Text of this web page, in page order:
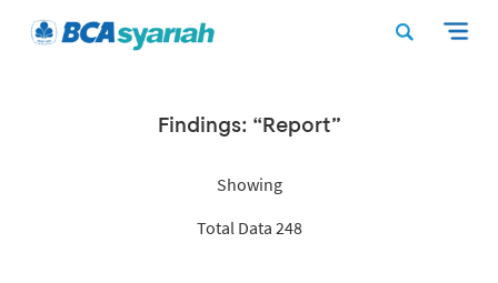
Findings: “Report”
Showing
Total Data 248